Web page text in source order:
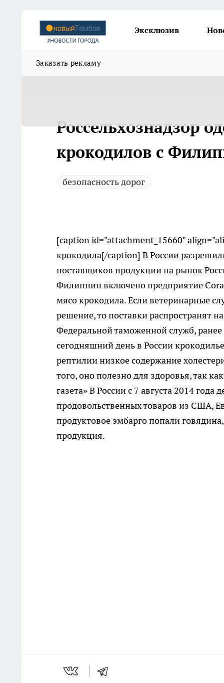
Эксклюзив
Заказать рекламу
Россельхознадзор
крокодилов с
безопасность дорог
[caption id="attachment_15660"
крокодила[/caption] В России
поставщиков продукции на рынок
Филиппин включено предприятие
мясо крокодила. Если ветеринарные
решение, то поставки распространят
Федеральной таможенной служб,
сегодняшний день в России
рептилии низкое содержание
того, оно полезно для здоровья, так
газета» В России с 7 августа 2014
продовольственных товаров из США,
продуктовое эмбарго попали
продукция.